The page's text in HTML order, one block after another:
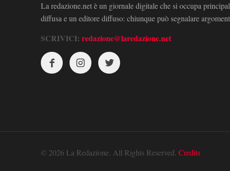
La redazione.net è un giornale digitale che si occupa
diffusa e un editore diffuso: chiunque può segnalare
SCRIVICI: redazione@laredazione.net
© 2026 La Redazione. All Rights Reserved. Credits